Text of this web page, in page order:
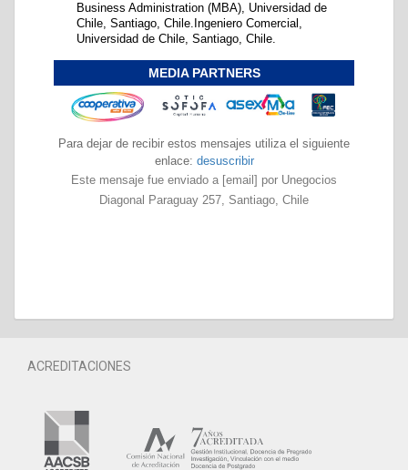
Business Administration (MBA), Universidad de
Chile, Santiago, Chile.Ingeniero Comercial,
Universidad de Chile, Santiago, Chile.
MEDIA PARTNERS
Para dejar de recibir estos mensajes utiliza el siguiente
enlace: desuscribir
Este mensaje fue enviado a [email] por Unegocios
Diagonal Paraguay 257, Santiago, Chile
ACREDITACIONES